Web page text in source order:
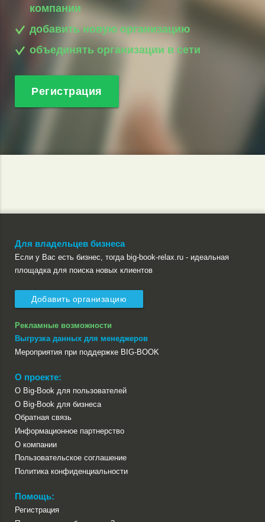
компании
добавить новую организацию
объединять организации в сети
Регистрация
Для владельцев бизнеса
Если у Вас есть бизнес, тогда big-book-relax.ru - идеальная
площадка для поиска новых клиентов
Добавить организацию
Рекламные возможности
Выгрузка данных для менеджеров
Мероприятия при поддержке BIG-BOOK
О проекте:
О Big-Book для пользователей
О Big-Book для бизнеса
Обратная связь
Информационное партнерство
О компании
Пользовательское соглашение
Политика конфиденциальности
Помощь:
Регистрация